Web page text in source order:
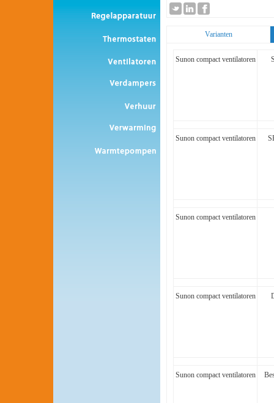
Varianten
Sunon compact ventilatoren
Sunon compact ventilatoren
Sunon compact ventilatoren
Sunon compact ventilatoren
Sunon compact ventilatoren